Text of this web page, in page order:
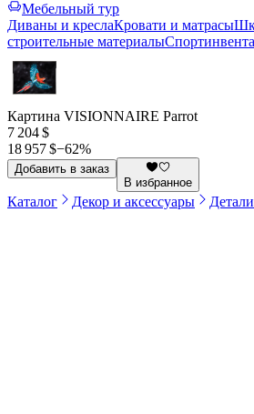
Мебельный тур
Диваны и креслаКровати и матрасы
строительные материалы
Картина VISIONNAIRE Parrot
7 204 $
18 957 $−62%
Добавить в заказ
В избранное
Каталог Декор и аксессуары